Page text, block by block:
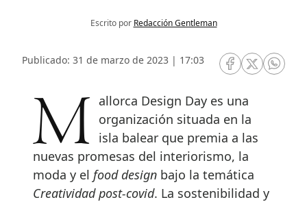
Escrito por Redacción Gentleman
Publicado: 31 de marzo de 2023 | 17:03
RRSS Facebook
RRSSRRSS
Mallorca Design Day es una
organización situada en la
isla balear que premia a las
nuevas promesas del interiorismo, la
moda y el food design bajo la temática
Creatividad post-covid. La sostenibilidad y